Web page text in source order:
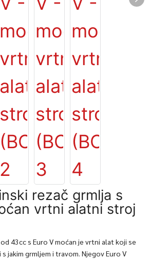
rezač grmlja s
vrtni alatni stroj
43cc s Euro V moćan je vrtni alat koji se
jakim grmljem i travom. Njegov Euro V